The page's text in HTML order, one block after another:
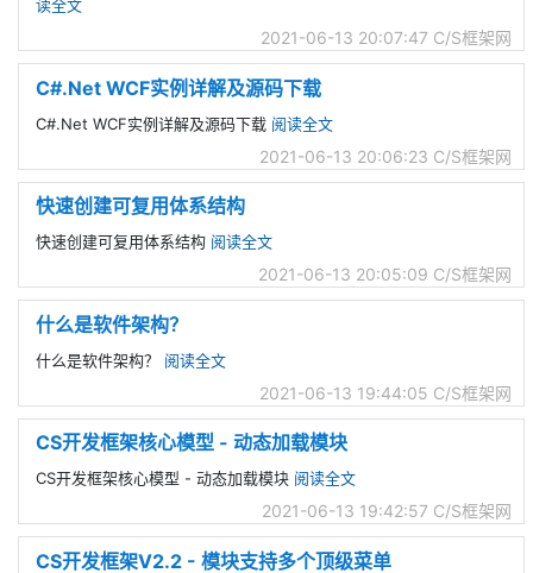
读全文
2021-06-13 20:07:47 C/S框架网
C#.Net WCF实例详解及源码下载
C#.Net WCF实例详解及源码下载 阅读全文
2021-06-13 20:06:23 C/S框架网
快速创建可复用体系结构
快速创建可复用体系结构 阅读全文
2021-06-13 20:05:09 C/S框架网
什么是软件架构？
什么是软件架构？ 阅读全文
2021-06-13 19:44:05 C/S框架网
CS开发框架核心模型 - 动态加载模块
CS开发框架核心模型 - 动态加载模块 阅读全文
2021-06-13 19:42:57 C/S框架网
CS开发框架V2.2 - 模块支持多个顶级菜单